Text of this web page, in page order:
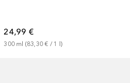
24,99 €
300 ml (83,30 € / 1 l)